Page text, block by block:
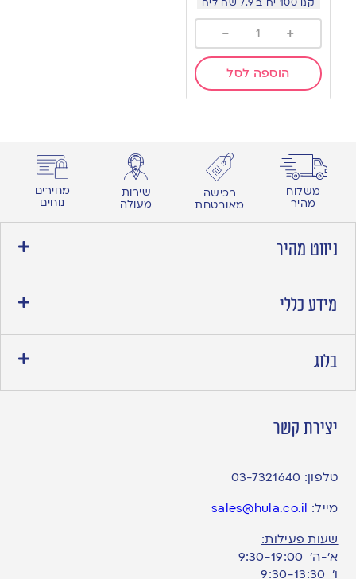
+
-
הוספה לסל
משלוח
מהיר
רכישה
מאובטחת
שירות
מעולה
מחירים
נוחים
ניווט מהיר
מידע כללי
בלוג
יצירת קשר
טלפון: 03-7321640
מייל: sales@hula.co.il
שעות פעילות:
א’-ה’ 9:30-19:00
ו׳ 9:30-13:30